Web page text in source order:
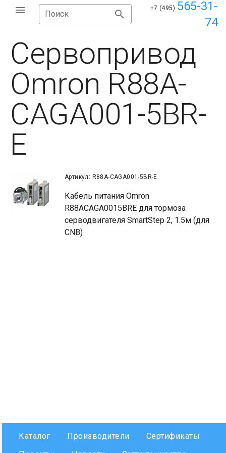
Поиск
+7 (495) 565-31-
74
Сервопривод
Omron R88A-
CAGA001-5BR-
E
Артикул: R88A-CAGA001-5BR-E
Кабель питания Omron
R88ACAGA0015BRE для тормоза
серводвигателя SmartStep 2, 1.5м (для
CNB)
Каталог Производители
Сертификаты